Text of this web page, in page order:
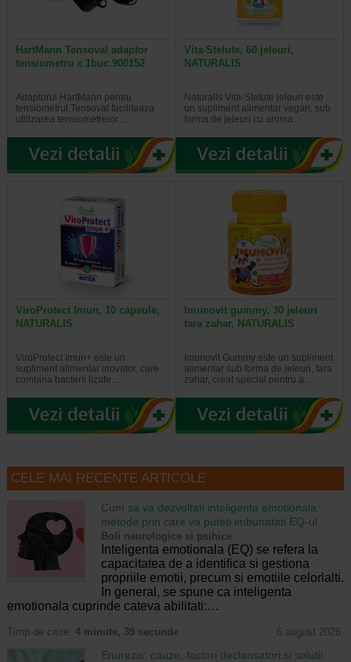
HartMann Tensoval adaptor
tensiometru x 1buc.900152
Adaptorul HartMann pentru
tensiometrul Tensoval faciliteaza
utilizarea tensiometrelor…
Vita-Stelute, 60 jeleuri,
NATURALIS
Naturalis Vita-Stelute jeleuri este
un supliment alimentar vegan, sub
forma de jeleuri cu aroma…
ViroProtect Imun, 10 capsule,
NATURALIS
ViroProtect Imun+ este un
supliment alimentar inovator, care
combina bacterii lizate…
Imunovit gummy, 30 jeleuri
fara zahar, NATURALIS
Imunovit Gummy este un supliment
alimentar sub forma de jeleuri, fara
zahar, creat special pentru a…
CELE MAI RECENTE ARTICOLE
Cum sa va dezvoltati inteligenta emotionala:
metode prin care va puteti imbunatati EQ-ul
Boli neurologice si psihice
Inteligenta emotionala (EQ) se refera la
capacitatea de a identifica si gestiona
propriile emotii, precum si emotiile celorlalti.
In general, se spune ca inteligenta
emotionala cuprinde cateva abilitati:…
Timp de citire: 4 minute, 39 secunde 6 august 2026
Enurezis: cauze, factori declansatori si solutii